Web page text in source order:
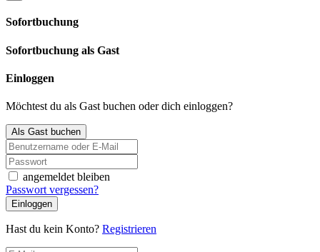
Sofortbuchung
Sofortbuchung als Gast
Einloggen
Möchtest du als Gast buchen oder dich einloggen?
Als Gast buchen
angemeldet bleiben
Passwort vergessen?
Einloggen
Hast du kein Konto? Registrieren